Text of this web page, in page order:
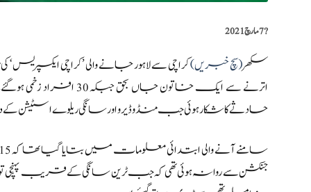
?️7 مارچ 2021
سکھر(سچ خبریں)کراچی سے لاہور جانے والی ’کراچی
اترنے سے ایک خاتون
حادثے کا شکار ہوئی جب منڈو ڈیرو اور سانگی ریلوے اسٹیشن کے